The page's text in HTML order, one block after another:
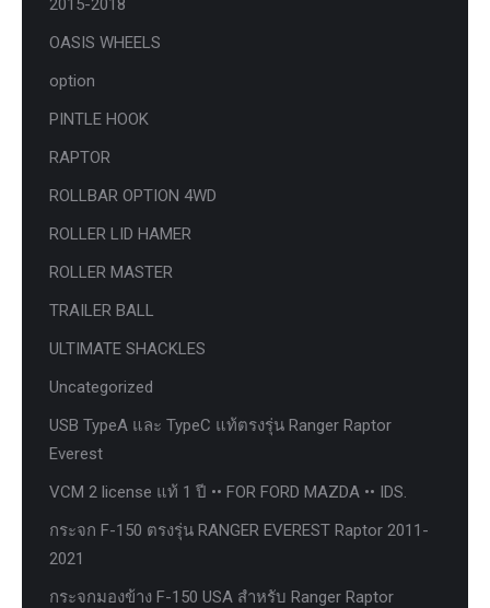
OASIS WHEELS
option
PINTLE HOOK
RAPTOR
ROLLBAR OPTION 4WD
ROLLER LID HAMER
ROLLER MASTER
TRAILER BALL
ULTIMATE SHACKLES
Uncategorized
USB TypeA และ TypeC แท้ตรงรุ่น Ranger Raptor
Everest
VCM 2 license แท้ 1 ปี •• FOR FORD MAZDA •• IDS.
กระจก F-150 ตรงรุ่น RANGER EVEREST Raptor 2011-
2021
กระจกมองข้าง F-150 USA สำหรับ Ranger Raptor